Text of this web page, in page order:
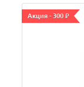
Акция - 300 ₽